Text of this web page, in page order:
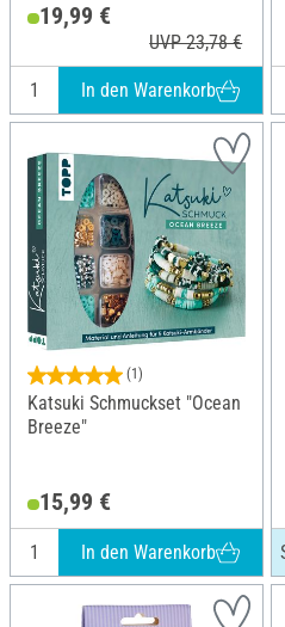
19,99 €
UVP 23,78 €
In den Warenkorb
(1)
Katsuki Schmuckset "Ocean
Breeze"
15,99 €
In den Warenkorb